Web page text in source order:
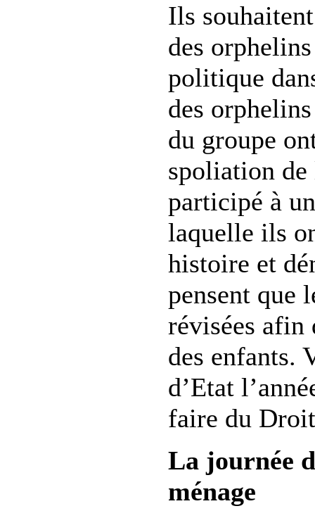
Ils
des
politique
des
du groupe
spoliation
participé à
laquelle ils
histoire et
pensent que
révisées afin
des enfants.
d’Etat
faire du
La journée
ménage